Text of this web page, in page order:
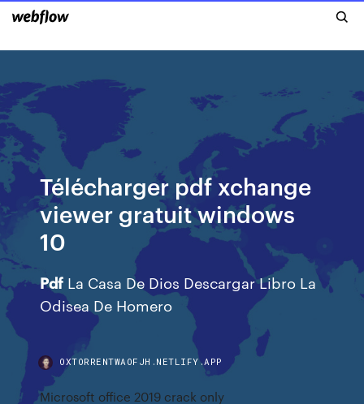
Télécharger pdf xchange
viewer gratuit windows
10
Pdf La Casa De Dios Descargar Libro La
Odisea De Homero
OXTORRENTWAOFJH.NETLIFY.APP
Microsoft office 2019 crack only